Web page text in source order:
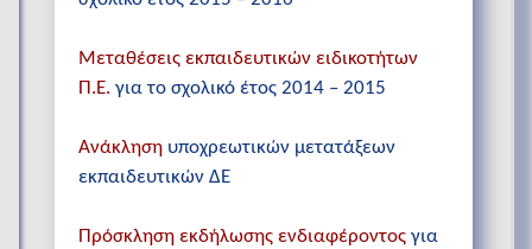
Μεταθέσεις εκπαιδευτικών ειδικοτήτων
Π.Ε. για το σχολικό έτος 2014 – 2015
Ανάκληση υποχρεωτικών μετατάξεων
εκπαιδευτικών ΔΕ
Πρόσκληση εκδήλωσης ενδιαφέροντος για